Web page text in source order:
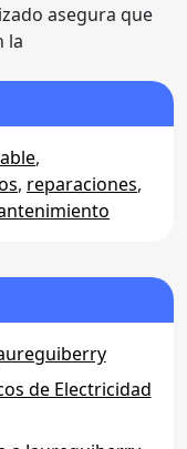
asegura que
la
,
, reparaciones,
de Electricidad